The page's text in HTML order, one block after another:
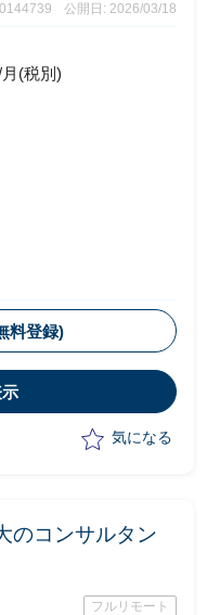
公開日: 2026/03/18
(税別)
料登録)
気になる
のコンサルタン
フルリモート